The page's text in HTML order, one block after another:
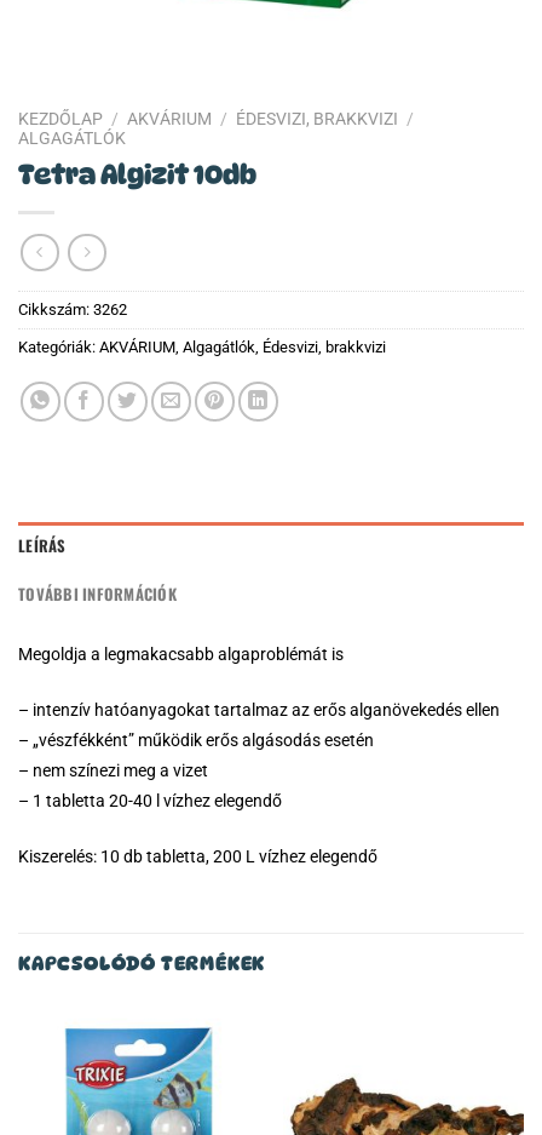
KEZDŐLAP / AKVÁRIUM / ÉDESVIZI, BRAKKVIZI /
ALGAGÁTLÓK
Tetra Algizit 10db
Cikkszám: 3262
Kategóriák: AKVÁRIUM, Algagátlók, Édesvizi, brakkvizi
LEÍRÁS
TOVÁBBI INFORMÁCIÓK
Megoldja a legmakacsabb algaproblémát is
– intenzív hatóanyagokat tartalmaz az erős alganövekedés ellen
– „vészfékként” működik erős algásodás esetén
– nem színezi meg a vizet
– 1 tabletta 20-40 l vízhez elegendő
Kiszerelés: 10 db tabletta, 200 L vízhez elegendő
KAPCSOLÓDÓ TERMÉKEK